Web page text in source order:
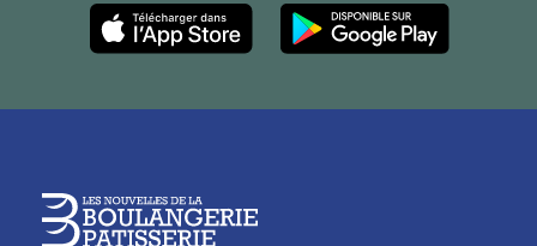
Les Nouvelles de la Boulangerie-Pâtisserie Française
27, av d’Eylau - 75782 Paris Cédex 16
01 53 70 16 25